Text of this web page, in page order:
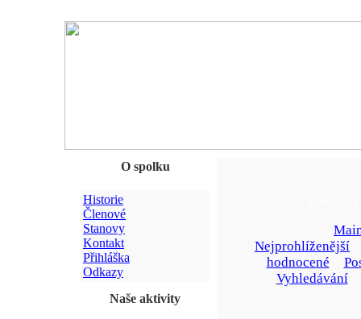
O spolku
Historie
Členové
Stanovy
Kontakt
Přihláška
Odkazy
Naše aktivity
Nejprohlíženější
hodnocené
Vyhledávání